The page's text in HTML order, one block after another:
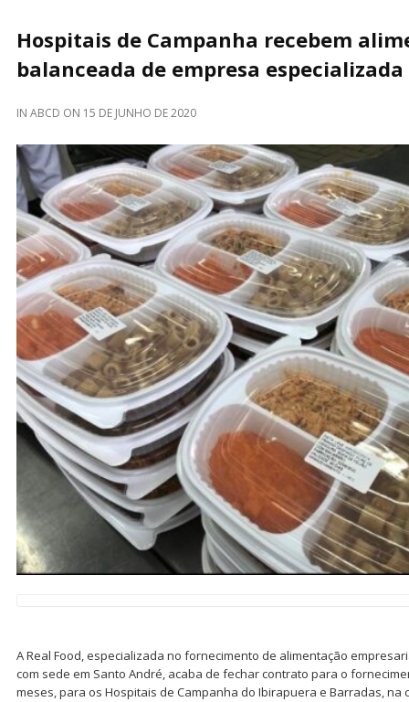
Hospitais de Campanha recebem
balanceada de empresa especializada
IN ABCD ON 15 DE JUNHO DE 2020
A Real Food, especializada no fornecimento de alimentação
com sede em Santo André, acaba de fechar contrato para o
meses, para os Hospitais de Campanha do Ibirapuera e Barradas, na